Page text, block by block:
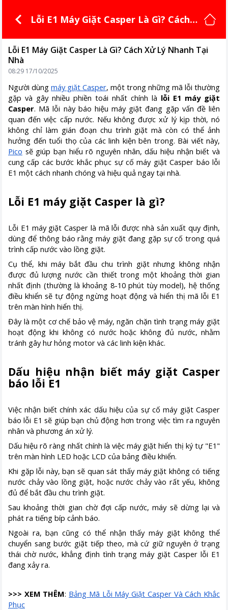
Lỗi E1 Máy Giặt Casper Là Gì? Cách
Lỗi E1 Máy Giặt Casper Là Gì? Cách Xử Lý Nhanh Tại
Nhà
08:29 17/10/2025
Người dùng máy giặt Casper, một trong những mã lỗi thường
gặp và gây nhiều phiền toái nhất chính là lỗi E1 máy giặt
Casper. Mã lỗi này báo hiệu máy giặt đang gặp vấn đề liên
quan đến việc cấp nước. Nếu không được xử lý kịp thời, nó
không chỉ làm gián đoạn chu trình giặt mà còn có thể ảnh
hưởng đến tuổi thọ của các linh kiện bên trong. Bài viết này,
Pico sẽ giúp bạn hiểu rõ nguyên nhân, dấu hiệu nhận biết và
cung cấp các bước khắc phục sự cố máy giặt Casper báo lỗi
E1 một cách nhanh chóng và hiệu quả ngay tại nhà.
Lỗi E1 máy giặt Casper là gì?
Lỗi E1 máy giặt Casper là mã lỗi được nhà sản xuất quy định,
dùng để thông báo rằng máy giặt đang gặp sự cố trong quá
trình cấp nước vào lồng giặt.
Cụ thể, khi máy bắt đầu chu trình giặt nhưng không nhận
được đủ lượng nước cần thiết trong một khoảng thời gian
nhất định (thường là khoảng 8-10 phút tùy model), hệ thống
điều khiển sẽ tự động ngừng hoạt động và hiển thị mã lỗi E1
trên màn hình hiển thị.
Đây là một cơ chế bảo vệ máy, ngăn chặn tình trạng máy giặt
hoạt động khi không có nước hoặc không đủ nước, nhằm
tránh gây hư hỏng motor và các linh kiện khác.
Dấu hiệu nhận biết máy giặt Casper
báo lỗi E1
Việc nhận biết chính xác dấu hiệu của sự cố máy giặt Casper
báo lỗi E1 sẽ giúp bạn chủ động hơn trong việc tìm ra nguyên
nhân và phương án xử lý.
Dấu hiệu rõ ràng nhất chính là việc máy giặt hiển thị ký tự "E1"
trên màn hình LED hoặc LCD của bảng điều khiển.
Khi gặp lỗi này, bạn sẽ quan sát thấy máy giặt không có tiếng
nước chảy vào lồng giặt, hoặc nước chảy vào rất yếu, không
đủ để bắt đầu chu trình giặt.
Sau khoảng thời gian chờ đợi cấp nước, máy sẽ dừng lại và
phát ra tiếng bíp cảnh báo.
Ngoài ra, bạn cũng có thể nhận thấy máy giặt không thể
chuyển sang bước giặt tiếp theo, mà cứ giữ nguyên ở trạng
thái chờ nước, khẳng định tình trạng máy giặt Casper lỗi E1
đang xảy ra.
>>> XEM THÊM: Bảng Mã Lỗi Máy Giặt Casper Và Cách Khắc
Phục